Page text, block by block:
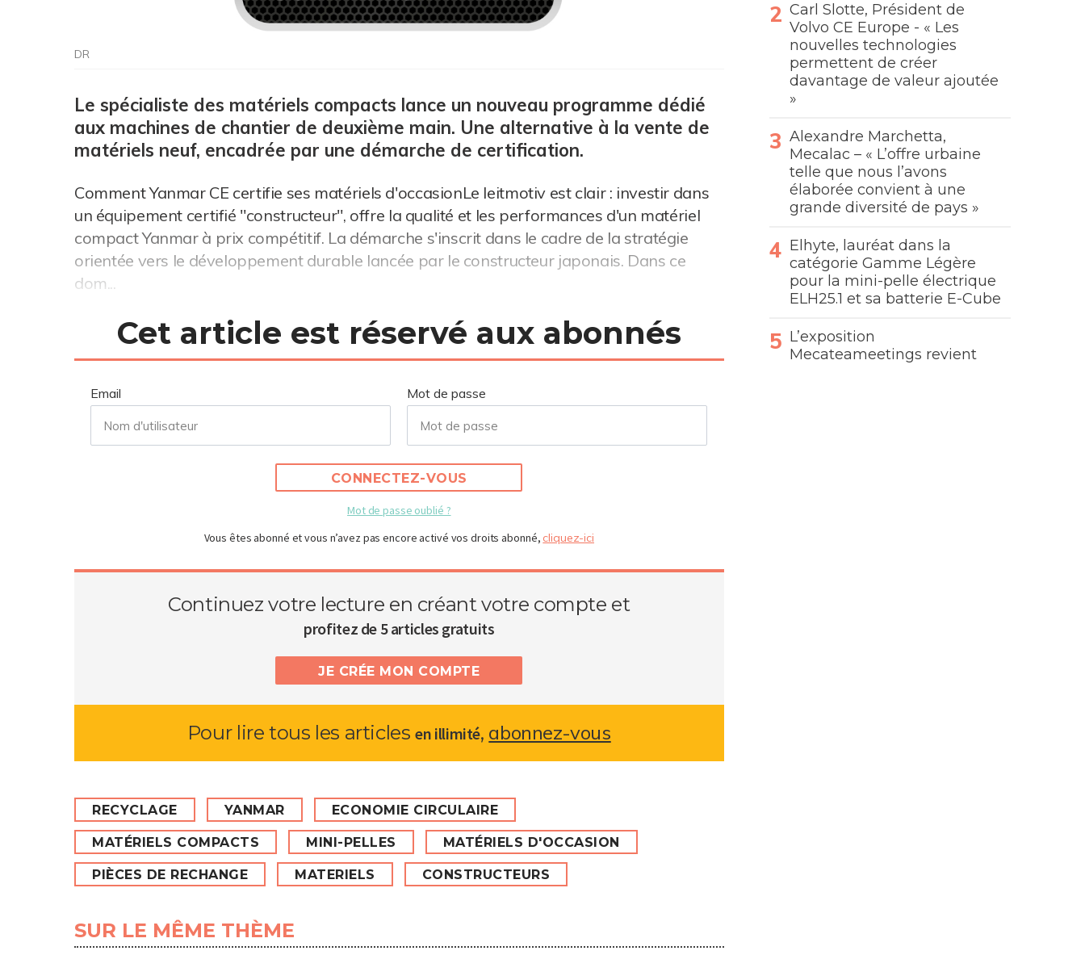
DR
Le spécialiste des matériels compacts lance un nouveau programme dédié
aux machines de chantier de deuxième main. Une alternative à la vente de
matériels neuf, encadrée par une démarche de certification.
Comment Yanmar CE certifie ses matériels d'occasionLe leitmotiv est clair : investir dans
un équipement certifié "constructeur", offre la qualité et les performances d'un matériel
compact Yanmar à prix compétitif. La démarche s'inscrit dans le cadre de la stratégie
orientée vers le développement durable lancée par le constructeur japonais. Dans ce
dom...
Cet article est réservé aux abonnés
Email Mot de passe
CONNECTEZ-VOUS
Mot de passe oublié ?
Vous êtes abonné et vous n’avez pas encore activé vos droits abonné, cliquez-ici
Continuez votre lecture en créant votre compte et
profitez de 5 articles gratuits
JE CRÉE MON COMPTE
Pour lire tous les articlesen illimité, abonnez-vous
RECYCLAGE YANMAR ECONOMIE CIRCULAIRE
MATÉRIELS COMPACTS MINI-PELLES MATÉRIELS D'OCCASION
PIÈCES DE RECHANGE MATERIELS CONSTRUCTEURS
SUR LE MÊME THÈME
Carl Slotte, Président de
Volvo CE Europe - « Les
nouvelles technologies
permettent de créer
davantage de valeur ajoutée
»
Alexandre Marchetta,
Mecalac – « L’offre urbaine
telle que nous l’avons
élaborée convient à une
grande diversité de pays »
Elhyte, lauréat dans la
catégorie Gamme Légère
pour la mini-pelle électrique
ELH25.1 et sa batterie E-Cube
L’exposition
Mecateameetings revient